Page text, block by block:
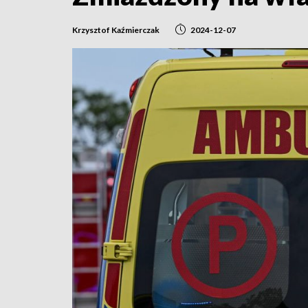
Krzysztof Kaźmierczak 2024-12-07